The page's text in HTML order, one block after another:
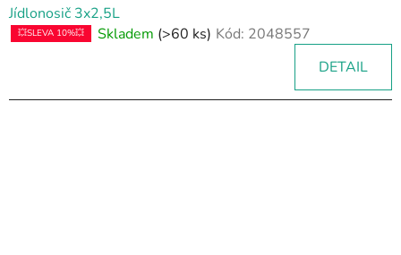
Jídlonosič 3x2,5L
💥SLEVA 10%💥 Skladem (>60 ks) Kód: 2048557
DETAIL